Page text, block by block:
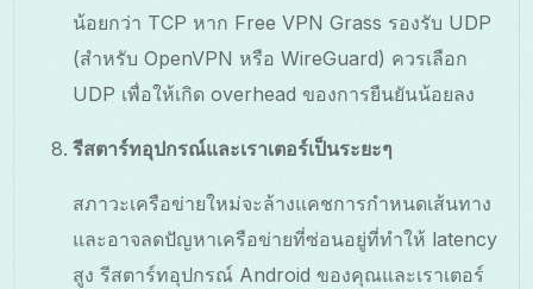
น้อยกว่า TCP หาก Free VPN Grass รองรับ UDP
(สำหรับ OpenVPN หรือ WireGuard) ควรเลือก
UDP เพื่อให้เกิด overhead ของการยืนยันน้อยลง
รีสตาร์ทอุปกรณ์และเราเตอร์เป็นระยะๆ
สภาวะเครือข่ายใหม่จะล้างแคชการกำหนดเส้นทาง
และอาจลดปัญหาเครือข่ายที่ซ่อนอยู่ที่ทำให้ latency
สูง รีสตาร์ทอุปกรณ์ Android ของคุณและเราเตอร์